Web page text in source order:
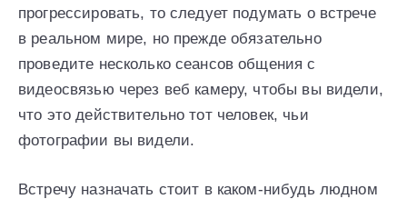
прогрессировать, то следует подумать о встрече
в реальном мире, но прежде обязательно
проведите несколько сеансов общения с
видеосвязью через веб камеру, чтобы вы видели,
что это действительно тот человек, чьи
фотографии вы видели.
Встречу назначать стоит в каком-нибудь людном